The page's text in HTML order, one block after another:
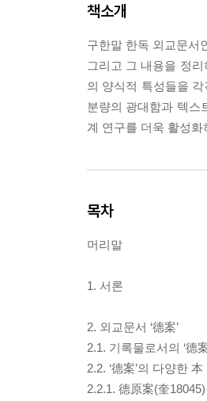
책소개
구한말 한독 외교문서
그리고 그 내용을 정
의 양식적 특성들을
분량의 광대함과 텍스
계 연구를 더욱 활성
목차
머리말
1. 서론
2. 외교문서 ‘德案’
2.1. 기록물로서의 ‘德
2.2. ‘德案’의 다양한 本
2.2.1. 德原案(奎18045)